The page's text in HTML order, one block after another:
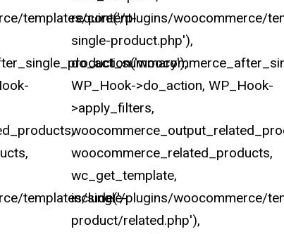
templates/content-
templates/single-
require('/plugins/woocommerce/
single-product.php'),
WP_Hook->do_action, WP_Hook-
>apply_filters,
woocommerce_related_products,
wc_get_template,
include('/plugins/woocommerce/
product/related.php'),